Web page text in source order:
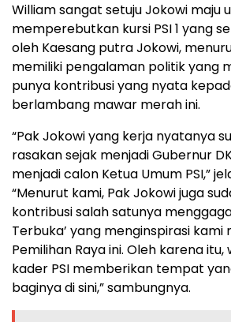
William sangat setuju Jokowi maju
memperebutkan kursi PSI 1 yang
oleh Kaesang putra Jokowi,
memiliki pengalaman politik yang
punya kontribusi yang nyata
berlambang mawar merah ini.
“Pak Jokowi yang kerja nyatanya
rasakan sejak menjadi Gubernur
menjadi calon Ketua Umum PSI,”
“Menurut kami, Pak Jokowi juga
kontribusi salah satunya
Terbuka’ yang menginspirasi kami
Pemilihan Raya ini. Oleh karena
kader PSI memberikan tempat
baginya di sini,” sambungnya.